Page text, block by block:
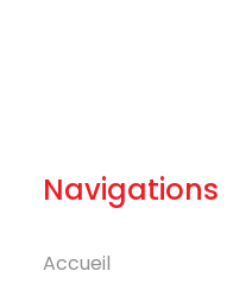
Navigations
Accueil